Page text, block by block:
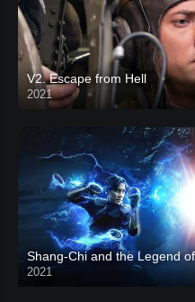
V2. Escape from Hell
2021
2021
CAM